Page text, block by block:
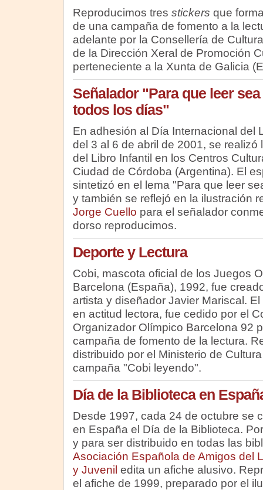
Reproducimos tres stickers que
de una campaña de fomento a la
adelante por la Consellería de
de la Dirección Xeral de Promoción
perteneciente a la Xunta de Galicia
Señalador "Para que leer
todos los días"
En adhesión al Día Internacional del
del 3 al 6 de abril de 2001, se realizó
del Libro Infantil en los Centros
Ciudad de Córdoba (Argentina). El
sintetizó en el lema "Para que leer
y también se reflejó en la ilustración
Jorge Cuello para el señalador
dorso reproducimos.
Deporte y Lectura
Cobi, mascota oficial de los Juegos
Barcelona (España), 1992, fue
artista y diseñador Javier Mariscal.
en actitud lectora, fue cedido por el
Organizador Olímpico Barcelona 92
campaña de fomento de la lectura.
distribuido por el Ministerio de
campaña "Cobi leyendo".
Día de la Biblioteca en
Desde 1997, cada 24 de octubre se
en España el Día de la Biblioteca.
y para ser distribuido en todas las
Asociación Española de Amigos del
y Juvenil edita un afiche alusivo.
el afiche de 1999, preparado por el